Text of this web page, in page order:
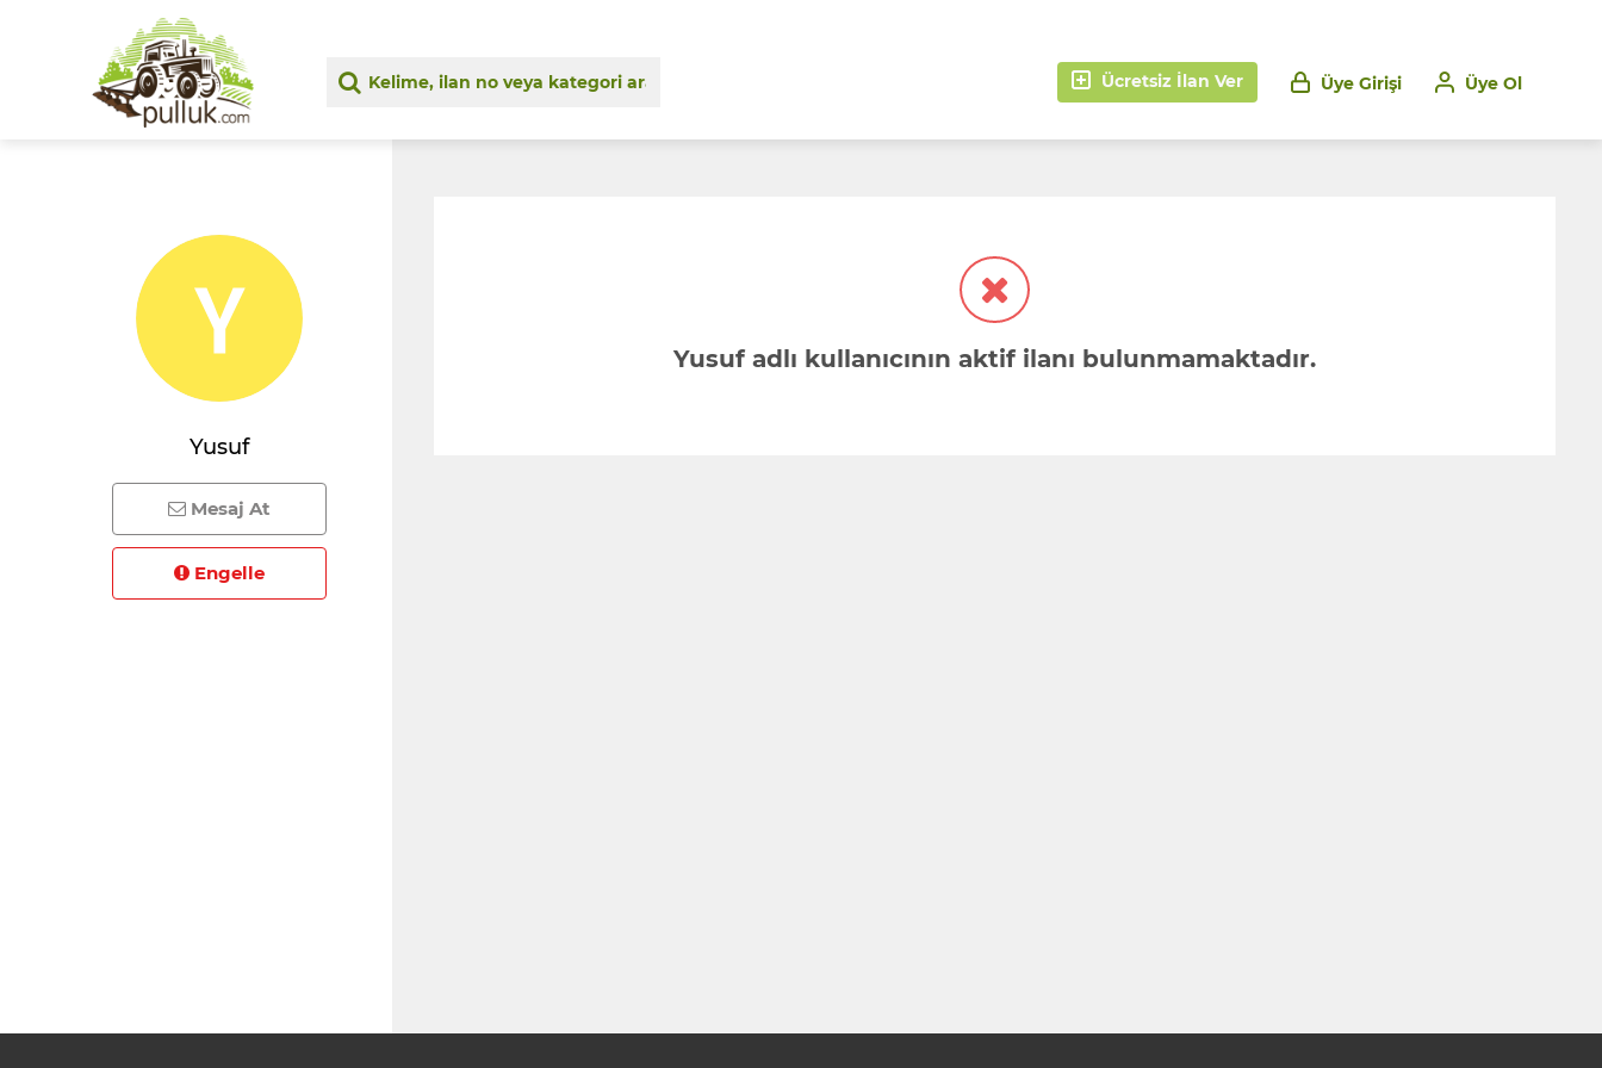
Üye Ol
Üye Girişi
Ücretsiz İlan Ver
Yusuf
Mesaj At
Engelle
Yusuf adlı kullanıcının aktif ilanı bulunmamaktadır.